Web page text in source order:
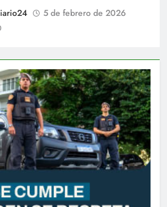
5 de febrero de 2026